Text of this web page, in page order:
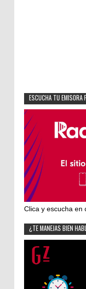
ESCUCHA TU EMISORA
Clica y escucha en
¿TE MANEJAS BIEN